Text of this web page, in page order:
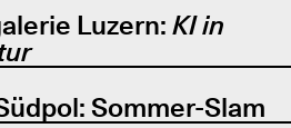
Luzern: KI in
Sommer-Slam